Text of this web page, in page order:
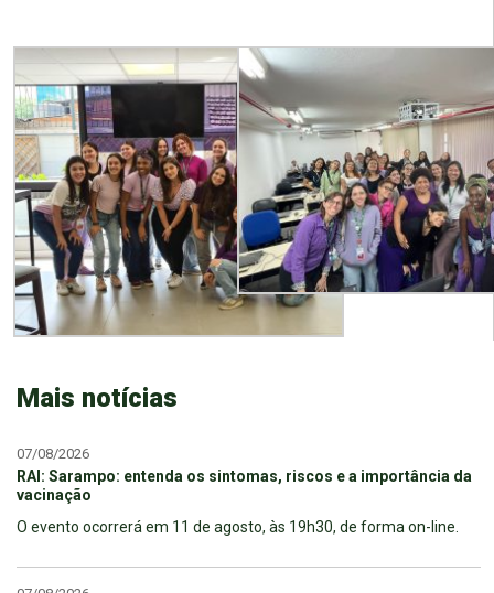
Mais notícias
07/08/2026
RAI: Sarampo: entenda os sintomas, riscos e a importância da
vacinação
O evento ocorrerá em 11 de agosto, às 19h30, de forma on-line.